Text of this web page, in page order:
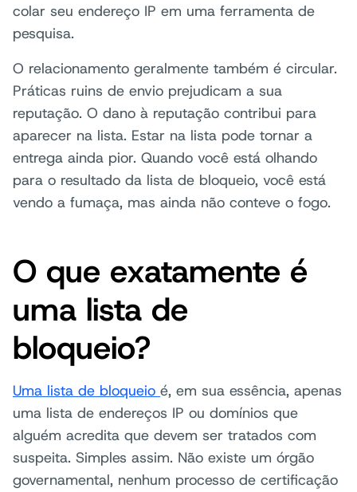
colar seu endereço IP em uma ferramenta de
pesquisa.
O relacionamento geralmente também é circular.
Práticas ruins de envio prejudicam a sua
reputação. O dano à reputação contribui para
aparecer na lista. Estar na lista pode tornar a
entrega ainda pior. Quando você está olhando
para o resultado da lista de bloqueio, você está
vendo a fumaça, mas ainda não conteve o fogo.
O que exatamente é
uma lista de
bloqueio?
Uma lista de bloqueio é, em sua essência, apenas
uma lista de endereços IP ou domínios que
alguém acredita que devem ser tratados com
suspeita. Simples assim. Não existe um órgão
governamental, nenhum processo de certificação